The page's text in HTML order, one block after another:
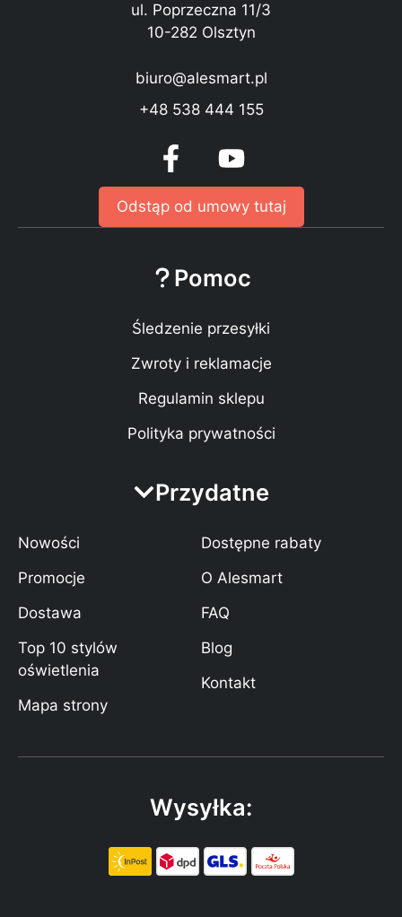
ul. Poprzeczna 11/3
10-282 Olsztyn
biuro@alesmart.pl
+48 538 444 155
Odstąp od umowy tutaj
Pomoc
Śledzenie przesyłki
Zwroty i reklamacje
Regulamin sklepu
Polityka prywatności
Przydatne
Nowości
Promocje
Dostawa
Top 10 stylów
oświetlenia
Mapa strony
Dostępne rabaty
O Alesmart
FAQ
Blog
Kontakt
Wysyłka: